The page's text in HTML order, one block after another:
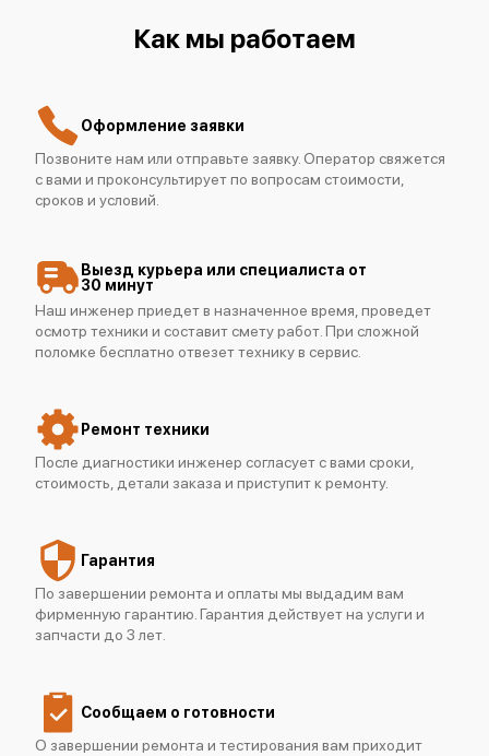
Как мы работаем
Оформление заявки
Позвоните нам или отправьте заявку. Оператор свяжется
с вами и проконсультирует по вопросам стоимости,
сроков и условий.
Выезд курьера или специалиста от
30 минут
Наш инженер приедет в назначенное время, проведет
осмотр техники и составит смету работ. При сложной
поломке бесплатно отвезет технику в сервис.
Ремонт техники
После диагностики инженер согласует с вами сроки,
стоимость, детали заказа и приступит к ремонту.
Гарантия
По завершении ремонта и оплаты мы выдадим вам
фирменную гарантию. Гарантия действует на услуги и
запчасти до 3 лет.
Сообщаем о готовности
О завершении ремонта и тестирования вам приходит